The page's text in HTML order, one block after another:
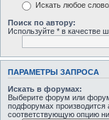
Искать любое
Поиск по автору:
Используйте * в качестве
ПАРАМЕТРЫ ЗАПРОСА
Искать в форумах:
Выберите форум или
подфорумах производится
соответствующую опцию